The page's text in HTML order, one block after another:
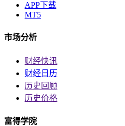
APP下载
MT5
市场分析
财经快讯
财经日历
历史回顾
历史价格
富得学院